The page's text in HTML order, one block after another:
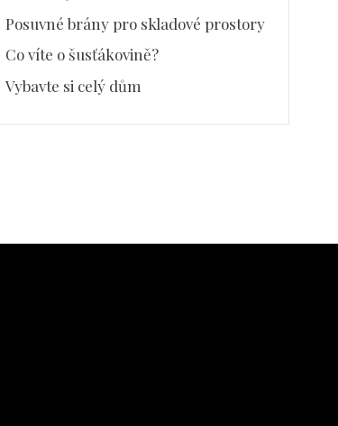
Posuvné brány pro skladové prostory
Co víte o šusťákovině?
Vybavte si celý dům